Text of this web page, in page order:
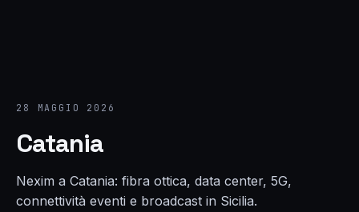
28 MAGGIO 2026
Catania
Nexim a Catania: fibra ottica, data center, 5G,
connettività eventi e broadcast in Sicilia.